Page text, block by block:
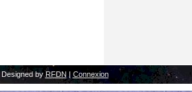
Designed byRFDN | Connexion